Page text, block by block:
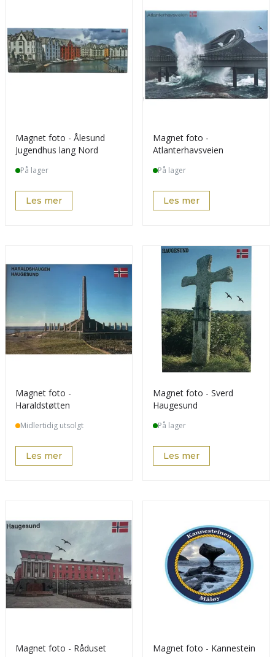
Magnet foto - Ålesund
Jugendhus lang Nord
På lager
Les mer
Magnet foto -
Atlanterhavsveien
På lager
Les mer
Magnet foto -
Haraldstøtten
Midlertidig utsolgt
Les mer
Magnet foto - Sverd
Haugesund
På lager
Les mer
Magnet foto - Råduset
Magnet foto - Kannestein